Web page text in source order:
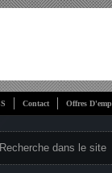
Contact Offres